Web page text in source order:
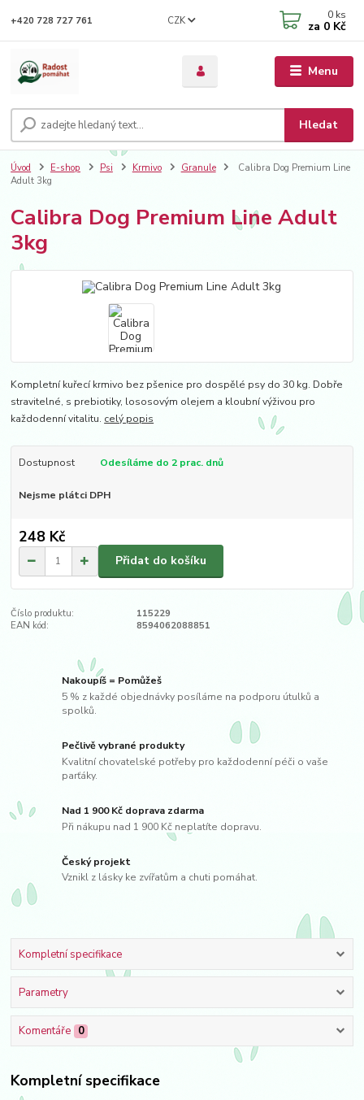
Menu
CZK
Hledat
+420 728 727 761 0 ks
za 0 Kč
Úvod E-shop Psi Krmivo Granule
Calibra Dog Premium Line
Adult 3kg
Calibra Dog Premium Line Adult
3kg
Kompletní kuřecí krmivo bez pšenice pro dospělé psy do 30 kg. Dobře
stravitelné, s prebiotiky, lososovým olejem a kloubní výživou pro
každodenní vitalitu. celý popis
Dostupnost Odesíláme do 2 prac. dnů
Nejsme plátci DPH
248 Kč
Přidat do košíku
Číslo produktu:
115229
EAN kód:
8594062088851
Nakoupíš = Pomůžeš
5 % z každé objednávky posíláme na podporu útulků a
spolků.
Pečlivě vybrané produkty
Kvalitní chovatelské potřeby pro každodenní péči o vaše
parťáky.
Nad 1 900 Kč doprava zdarma
Při nákupu nad 1 900 Kč neplatíte dopravu.
Český projekt
Vznikl z lásky ke zvířatům a chuti pomáhat.
Kompletní specifikace
Parametry
Komentáře 0
Kompletní specifikace